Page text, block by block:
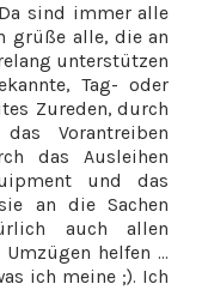
sind immer alle
grüße alle, die an
unterstützen
Tag- oder
Zureden, durch
Vorantreiben
das Ausleihen
und das
an die Sachen
auch allen
helfen ...
ich meine ;). Ich